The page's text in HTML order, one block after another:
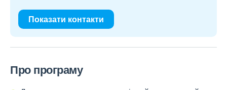
Показати контакти
Про програму